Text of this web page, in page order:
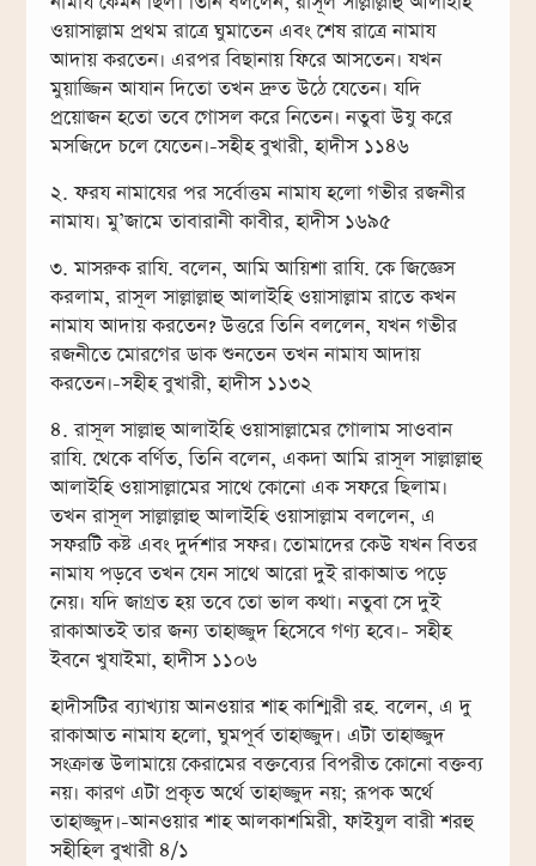
ওয়াসাল্লাম প্রথম রাত্রে ঘুমাতেন এবং শেষ রাত্রে নামায
আদায় করতেন। এরপর বিছানায় ফিরে আসতেন। যখন
মুয়াজ্জিন আযান দিতো তখন দ্রুত উঠে যেতেন। যদি
প্রয়োজন হতো তবে গোসল করে নিতেন। নতুবা উযু করে
মসজিদে চলে যেতেন।-সহীহ বুখারী, হাদীস ১১৪৬
২. ফরয নামাযের পর সর্বোত্তম নামায হলো গভীর রজনীর
নামায। মু’জামে তাবারানী কাবীর, হাদীস ১৬৯৫
৩. মাসরুক রাযি. বলেন, আমি আয়িশা রাযি. কে জিজ্ঞেস
করলাম, রাসূল সাল্লাল্লাহু আলাইহি ওয়াসাল্লাম রাতে কখন
নামায আদায় করতেন? উত্তরে তিনি বললেন, যখন গভীর
রজনীতে মোরগের ডাক শুনতেন তখন নামায আদায়
করতেন।-সহীহ বুখারী, হাদীস ১১৩২
৪. রাসূল সাল্লাহু আলাইহি ওয়াসাল্লামের গোলাম সাওবান
রাযি. থেকে বর্ণিত, তিনি বলেন, একদা আমি রাসূল সাল্লাল্লাহু
আলাইহি ওয়াসাল্লামের সাথে কোনো এক সফরে ছিলাম।
তখন রাসূল সাল্লাল্লাহু আলাইহি ওয়াসাল্লাম বললেন, এ
সফরটি কষ্ট এবং দুর্দশার সফর। তোমাদের কেউ যখন বিতর
নামায পড়বে তখন যেন সাথে আরো দুই রাকাআত পড়ে
নেয়। যদি জাগ্রত হয় তবে তো ভাল কথা। নতুবা সে দুই
রাকাআতই তার জন্য তাহাজ্জুদ হিসেবে গণ্য হবে।- সহীহ
ইবনে খুযাইমা, হাদীস ১১০৬
হাদীসটির ব্যাখ্যায় আনওয়ার শাহ কাশ্মিরী রহ. বলেন, এ দু
রাকাআত নামায হলো, ঘুমপূর্ব তাহাজ্জুদ। এটা তাহাজ্জুদ
সংক্রান্ত উলামায়ে কেরামের বক্তব্যের বিপরীত কোনো বক্তব্য
নয়। কারণ এটা প্রকৃত অর্থে তাহাজ্জুদ নয়; রূপক অর্থে
তাহাজ্জুদ।-আনওয়ার শাহ আলকাশমিরী, ফাইযুল বারী শরহু
সহীহিল বুখারী ৪/১